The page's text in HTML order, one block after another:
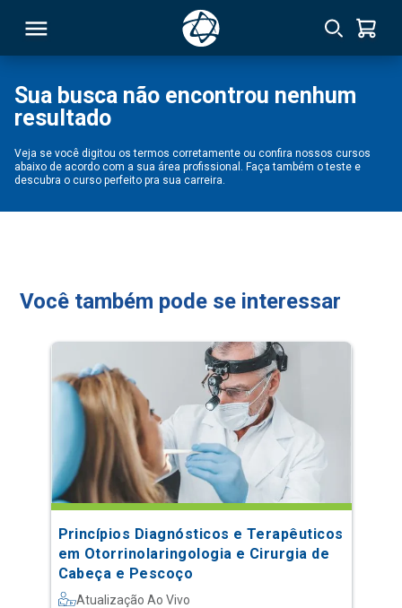
Sua busca não encontrou nenhum
resultado
Veja se você digitou os termos corretamente ou confira nossos cursos
abaixo de acordo com a sua área profissional. Faça também o teste e
descubra o curso perfeito pra sua carreira.
Você também pode se interessar
Princípios Diagnósticos e Terapêuticos
em Otorrinolaringologia e Cirurgia de
Cabeça e Pescoço
Atualização Ao Vivo